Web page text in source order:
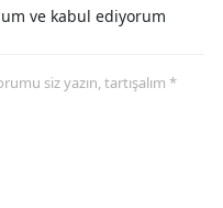
ve kabul ediyorum
siz yazın, tartışalım *